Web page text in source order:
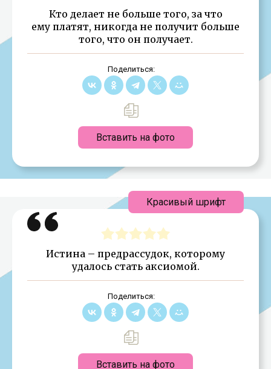
Кто делает не больше того, за что
ему платят, никогда не получит больше
того, что он получает.
Поделиться:
Вставить на фото
Истина – предрассудок, которому
удалось стать аксиомой.
Поделиться:
Вставить на фото
Красивый шрифт